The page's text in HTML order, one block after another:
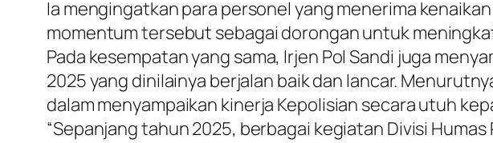
Ia mengingatkan para personel yang menerima
momentum tersebut sebagai dorongan untuk
Pada kesempatan yang sama, Irjen Pol Sandi juga
2025 yang dinilainya berjalan baik dan lancar.
dalam menyampaikan kinerja Kepolisian secara utuh
“Sepanjang tahun 2025, berbagai kegiatan Divisi